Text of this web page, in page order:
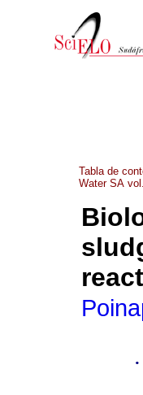
Tabla de
Water SA
·